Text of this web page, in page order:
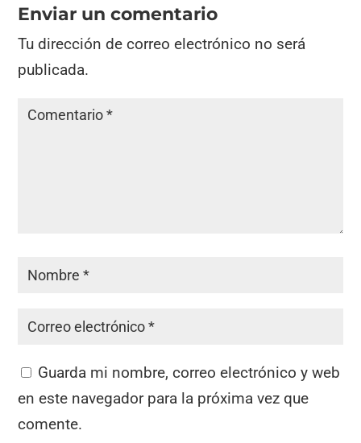
Enviar un comentario
Tu dirección de correo electrónico no será
publicada.
Guarda mi nombre, correo electrónico y web
en este navegador para la próxima vez que
comente.